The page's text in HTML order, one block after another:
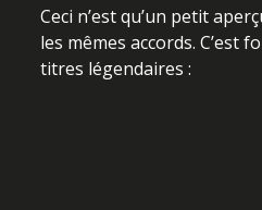
Ceci n’est qu’un petit
les mêmes accords.
titres légendaires :